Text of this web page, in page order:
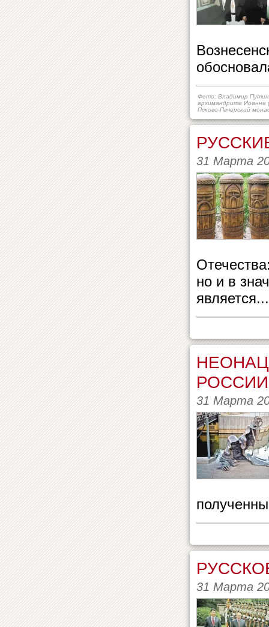
Фото: Владимир Путин
архимандрита Иоанна
Псково-Печерский
31 Марта
но и в
является...
РОССИИ
31 Марта
31 Марта